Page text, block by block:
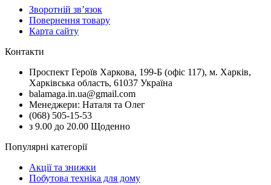
Зворотній зв’язок
Повернення товару
Карта сайту
Контакти
Проспект Героїв Харкова, 199-Б (офіс 117), м. Харків,
Харківська область, 61037 Україна
balamaga.in.ua@gmail.com
Менеджери: Наталя та Олег
(068) 505-15-53
з 9.00 до 20.00 Щоденно
Популярні категорії
Акції та знижки
Побутова техніка для дому